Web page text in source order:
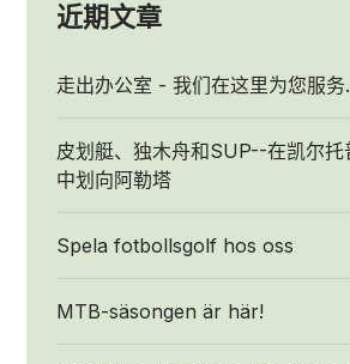
近期文章
走出办公室 - 我们在这里为您服务
皮划艇、独木舟和SUP--在凯尔托
中划向阿勒塔
Spela fotbollsgolf hos oss
MTB-säsongen är här!